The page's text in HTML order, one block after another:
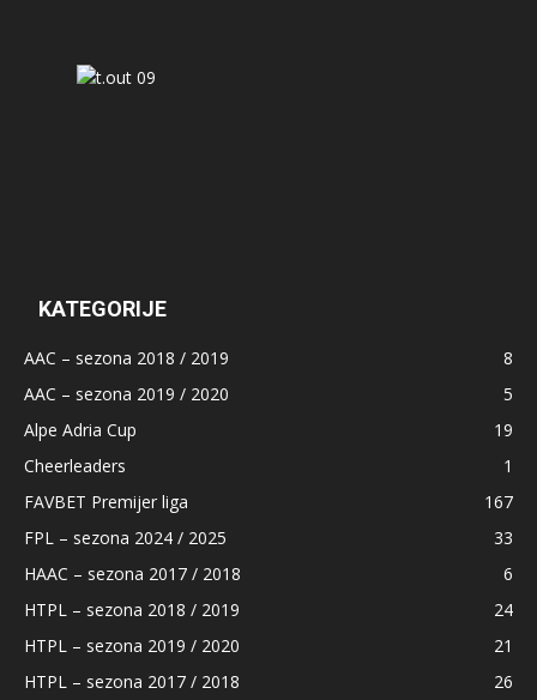
KATEGORIJE
AAC – sezona 2018 / 2019
8
AAC – sezona 2019 / 2020
5
Alpe Adria Cup
19
Cheerleaders
1
FAVBET Premijer liga
167
FPL – sezona 2024 / 2025
33
HAAC – sezona 2017 / 2018
6
HTPL – sezona 2018 / 2019
24
HTPL – sezona 2019 / 2020
21
HTPL – sezona 2017 / 2018
26